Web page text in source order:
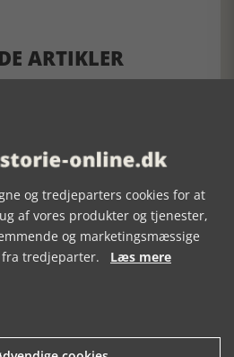
ARTIKLER
DERCHRISTIAN 2. EN
og tredjeparters cookies for at
af vores produkter og tjenester,
og marketingsmæssige
fra tredjeparter. Læs mere